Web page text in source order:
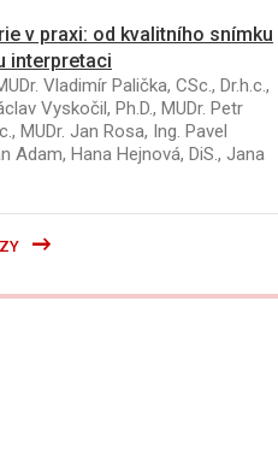
v praxi: od kvalitního snímku
interpretaci
Vladimír Palička, CSc., Dr.h.c.,
Vyskočil, Ph.D., MUDr. Petr
MUDr. Jan Rosa, Ing. Pavel
Adam, Hana Hejnová, DiS., Jana